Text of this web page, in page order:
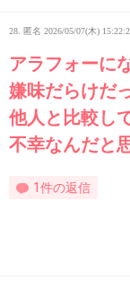
28. 匿名 2026/05/07(木)
アラフォーに
嫌味だらけだ
他人と比較し
不幸なんだと
1件の返信